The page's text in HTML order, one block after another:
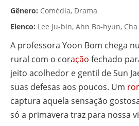
Gênero: Comédia, Drama
Elenco: Lee Ju-bin, Ahn Bo-hyun,
A professora Yoon Bom chega
rural com o coração fechado
jeito acolhedor e gentil de Sun
suas defesas aos poucos. Um
captura aquela sensação
só a primavera traz para nossa